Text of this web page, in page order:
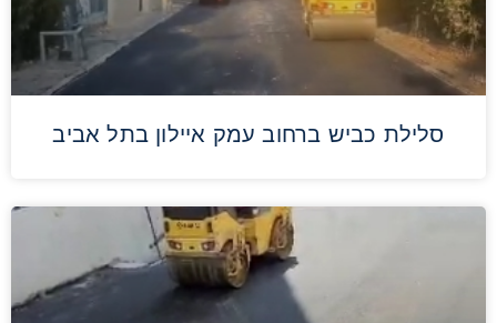
סלילת כביש ברחוב עמק איילון בתל אביב